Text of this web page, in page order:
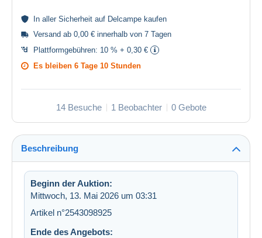
In aller Sicherheit auf Delcampe kaufen
Versand ab 0,00 € innerhalb von 7 Tagen
Plattformgebühren: 10 % + 0,30 €
Es bleiben 6 Tage 10 Stunden
14 Besuche 1 Beobachter 0 Gebote
Beschreibung
Beginn der Auktion:
Mittwoch, 13. Mai 2026 um 03:31
Artikel n°2543098925
Ende des Angebots: